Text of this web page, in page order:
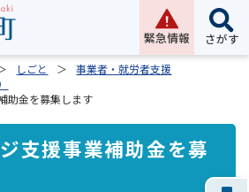
緊急情報 さがす
しごと
事業者・就労者支援
助金を募集します
支援事業補助金を募